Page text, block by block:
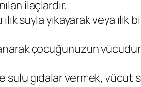
ilaçlardır.
suyla yıkayarak veya
çocuğunuzun
sulu gıdalar vermek, vücut